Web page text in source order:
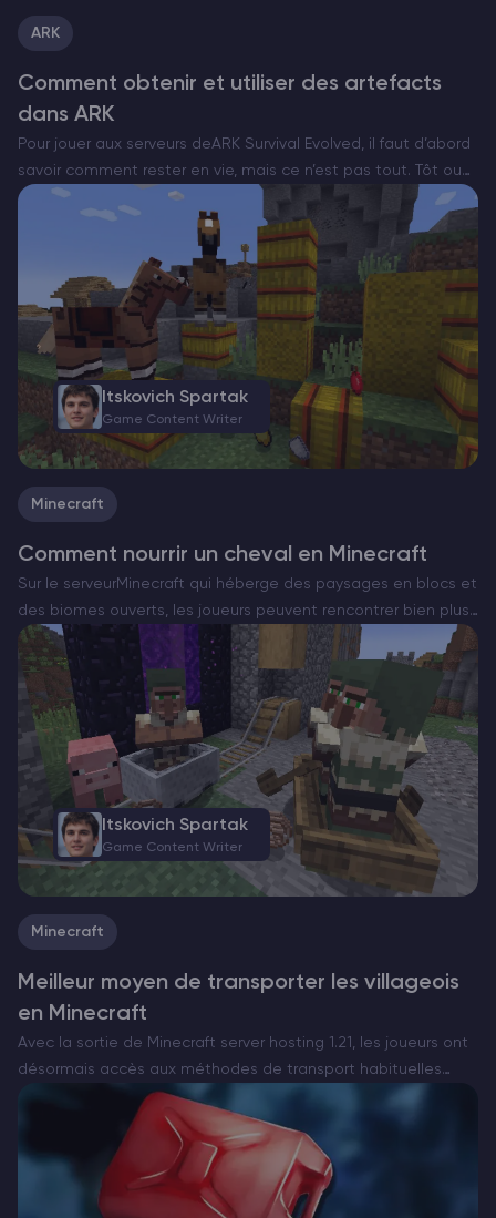
ARK
Comment obtenir et utiliser des artefacts
dans ARK
Pour jouer aux serveurs deARK Survival Evolved, il faut d’abord
savoir comment rester en vie, mais ce n’est pas tout. Tôt ou
tard, vous rencontrerez les adversaires les plus coriaces du
jeu : les boss….
Minecraft
Comment nourrir un cheval en Minecraft
Sur le serveurMinecraft qui héberge des paysages en blocs et
des biomes ouverts, les joueurs peuvent rencontrer bien plus
qu’un simple terrain, ils peuvent tomber sur l’un des
compagnons de voyage les plus fiables et…
Itskovich Spartak
Game Content Writer
Minecraft
Meilleur moyen de transporter les villageois
en Minecraft
Avec la sortie de Minecraft server hosting 1.21, les joueurs ont
désormais accès aux méthodes de transport habituelles
ainsi qu’à une toute nouvelle approche imaginative connue
sous le nom de méthode Happy Ghast. Dans ce…
Itskovich Spartak
Game Content Writer